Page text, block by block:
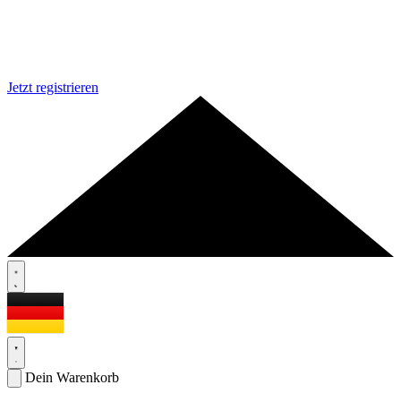
Jetzt registrieren
Dein Warenkorb